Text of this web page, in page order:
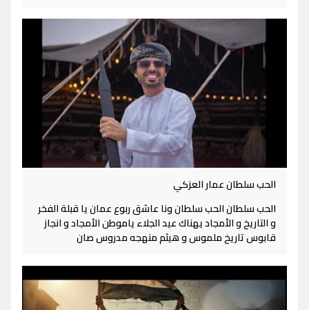
الحب سلطان عمار العزكي
الحب سلطان الحب سلطان ونا عاشق ربوع عمان يا قبلة الفخر
و التاريخ و الأمجاد يهناك عيد الجلاء ياموطن الأمجاد و انجاز
قابوس تاريخ ملموس و هيثم منهجه مدروس صان